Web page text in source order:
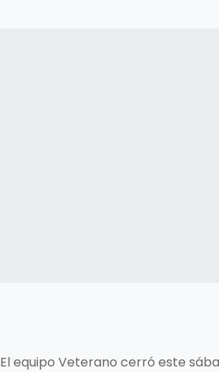
El equipo Veterano cerró este